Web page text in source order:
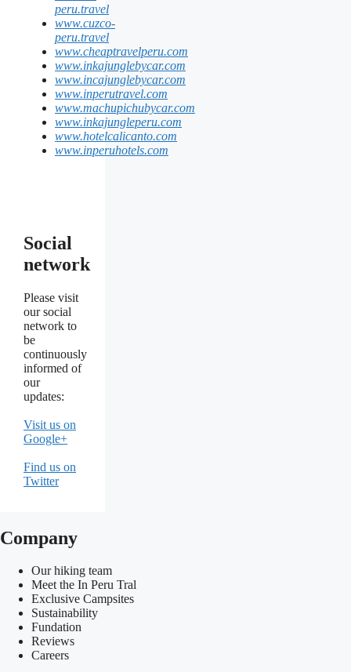
peru.travel
www.cuzco-
peru.travel
www.cheaptravelperu.com
www.inkajunglebycar.com
www.incajunglebycar.com
www.inperutravel.com
www.machupichubycar.com
www.inkajungleperu.com
www.hotelcalicanto.com
www.inperuhotels.com
Social
network
Please visit
our social
network to
be
continuously
informed of
our
updates:
Visit us on
Google+
Find us on
Twitter
Company
Our hiking team
Meet the In Peru Tral
Exclusive Campsites
Sustainability
Fundation
Reviews
Careers